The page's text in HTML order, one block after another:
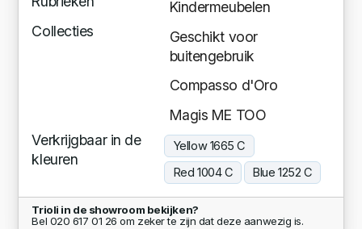
Kindermeubelen
Collecties
Geschikt voor
buitengebruik
Compasso d'Oro
Magis ME TOO
Verkrijgbaar in de
kleuren
Yellow 1665 C
Red 1004 C
Blue 1252 C
Trioli in de showroom bekijken?
Bel 020 617 01 26 om zeker te zijn dat deze aanwezig is.